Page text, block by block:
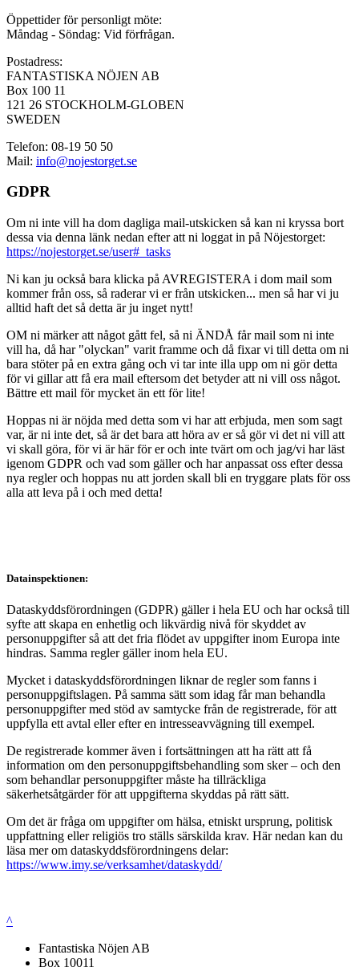
Öppettider för personligt möte:
Måndag - Söndag: Vid förfrågan.
Postadress:
FANTASTISKA NÖJEN AB
Box 100 11
121 26 STOCKHOLM-GLOBEN
SWEDEN
Telefon: 08-19 50 50
Mail: info@nojestorget.se
GDPR
Om ni inte vill ha dom dagliga mail-utskicken så kan ni kryssa bort
dessa via denna länk nedan efter att ni loggat in på Nöjestorget:
https://nojestorget.se/user#_tasks
Ni kan ju också bara klicka på AVREGISTERA i dom mail som
kommer från oss, så raderar vi er från utskicken... men så har vi ju
alltid haft det så detta är ju inget nytt!
OM ni märker att något gått fel, så ni ÄNDÅ får mail som ni inte
vill ha, då har "olyckan" varit framme och då fixar vi till detta om ni
bara stöter på en extra gång och vi tar inte illa upp om ni gör detta
för vi gillar att få era mail eftersom det betyder att ni vill oss något.
Bättre ett mail för mycket än ett för lite!
Hoppas ni är nöjda med detta som vi har att erbjuda, men som sagt
var, är ni inte det, så är det bara att höra av er så gör vi det ni vill att
vi skall göra, för vi är här för er och inte tvärt om och jag/vi har läst
igenom GDPR och vad som gäller och har anpassat oss efter dessa
nya regler och hoppas nu att jorden skall bli en tryggare plats för oss
alla att leva på i och med detta!
Datainspektionen:
Dataskyddsförordningen (GDPR) gäller i hela EU och har också till
syfte att skapa en enhetlig och likvärdig nivå för skyddet av
personuppgifter så att det fria flödet av uppgifter inom Europa inte
hindras. Samma regler gäller inom hela EU.
Mycket i dataskyddsförordningen liknar de regler som fanns i
personuppgiftslagen. På samma sätt som idag får man behandla
personuppgifter med stöd av samtycke från de registrerade, för att
uppfylla ett avtal eller efter en intresseavvägning till exempel.
De registrerade kommer även i fortsättningen att ha rätt att få
information om den personuppgiftsbehandling som sker – och den
som behandlar personuppgifter måste ha tillräckliga
säkerhetsåtgärder för att uppgifterna skyddas på rätt sätt.
Om det är fråga om uppgifter om hälsa, etniskt ursprung, politisk
uppfattning eller religiös tro ställs särskilda krav. Här nedan kan du
läsa mer om dataskyddsförordningens delar:
https://www.imy.se/verksamhet/dataskydd/
^
Fantastiska Nöjen AB
Box 10011